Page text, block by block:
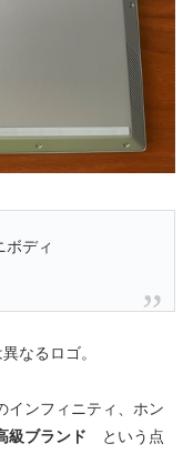
ボディ
なるロゴ。
インフィニティ、ホン
級ブランド という点